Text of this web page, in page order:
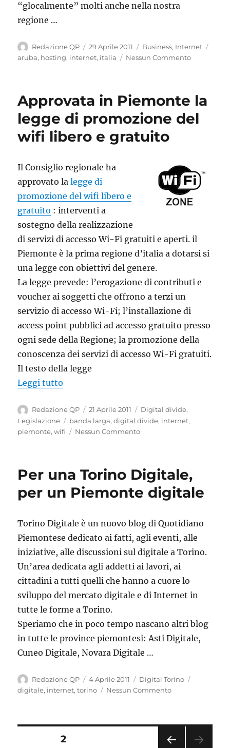
“glocalmente” molti anche nella nostra
regione …
Autore
Redazione QP
Pubblicato
il
29 Aprile 2011 Categorie
Business, Internet
aruba, hosting, internet, italia Nessun Commento
Approvata in Piemonte la
legge di promozione del
wifi libero e gratuito
Il Consiglio regionale ha
approvato la legge di
promozione del wifi libero e
gratuito : interventi a
sostegno della realizzazione
di servizi di accesso Wi-Fi gratuiti e aperti. il
Piemonte è la prima regione d’italia a dotarsi si
una legge con obiettivi del genere.
La legge prevede: l’erogazione di contributi e
voucher ai soggetti che offrono a terzi un
servizio di accesso Wi-Fi; l’installazione di
access point pubblici ad accesso gratuito presso
ogni sede della Regione; la promozione della
conoscenza dei servizi di accesso Wi-Fi gratuiti.
Il testo della legge
Leggi tutto
Autore
Redazione QP
Pubblicato
il
21 Aprile 2011 Categorie
Digital divide,
Legislazione
Tag
banda larga,digital divide, internet,
piemonte,wifi Nessun Commento
Per una Torino Digitale,
per un Piemonte digitale
Torino Digitale è un nuovo blog di Quotidiano
Piemontese dedicato ai fatti, agli eventi, alle
iniziative, alle discussioni sul digitale a Torino.
Un’area dedicata agli addetti ai lavori, ai
cittadini a tutti quelli che hanno a cuore lo
sviluppo del mercato digitale e di Internet in
tutte le forme a Torino.
Speriamo che in poco tempo nascano altri blog
in tutte le province piemontesi: Asti Digitale,
Cuneo Digitale, Novara Digitale …
Autore
Redazione QP
Pubblicato
il
4 Aprile 2011 Categorie
Digital Torino
digitale, internet,torino Nessun Commento
Paginazione
PAGINA2